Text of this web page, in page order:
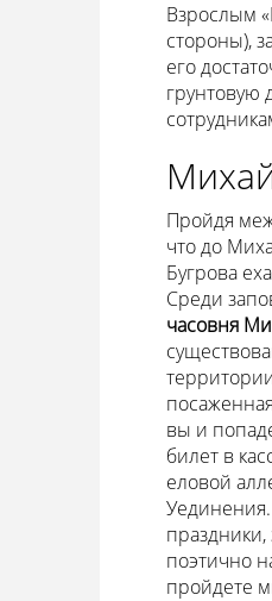
Взрослым
стороны),
его
грунтовую
Пройдя
что до
Бугрова
Среди
часовня
вы и
билет в
еловой
поэтично
пройдете